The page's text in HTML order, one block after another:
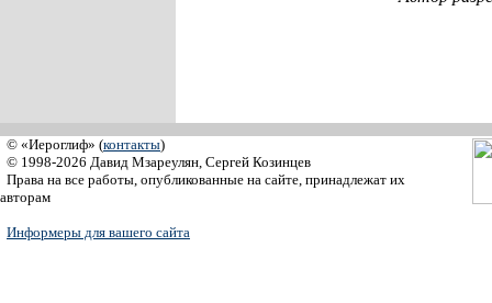
© «Иероглиф» (контакты)
© 1998-2026 Давид Мзареулян, Сергей Козинцев
Права на все работы, опубликованные на сайте, принадлежат их
авторам
Информеры для вашего сайта